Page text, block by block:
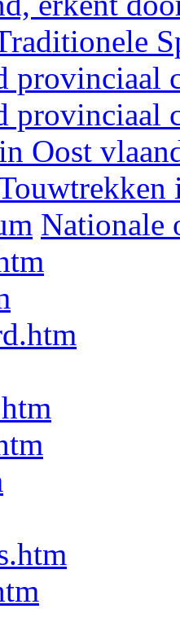
provinciaal
provinciaal
Oost
Nationale